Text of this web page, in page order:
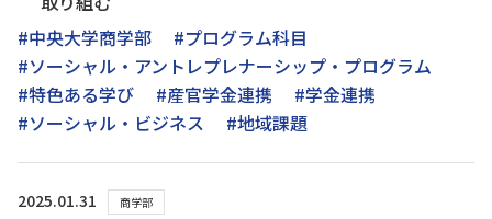
#中央大学商学部
#プログラム科目
#ソーシャル・アントレプレナーシップ・プログラム
#特色ある学び
#産官学金連携
#学金連携
#ソーシャル・ビジネス
#地域課題
2025.01.31 商学部